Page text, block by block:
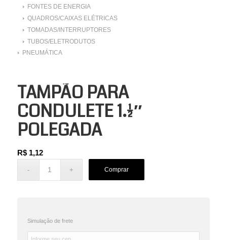
FONTES DE ENERGIA
QUADROS/CAIXAS ELÉTRICAS
TOMADAS/INTERRUPTORES
TUBOS/ELETRODUTOS
PNEUMÁTICA
TAMPÃO PARA
CONDULETE 1.1/2″
POLEGADA
R$1,12
Comprar
Simulação de frete